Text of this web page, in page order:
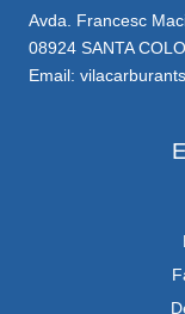
Avda. Francesc
08924 SANTA
Email: